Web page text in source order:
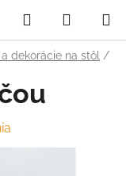
Hľadať
KOŠÍK
dekorácie na stôl /